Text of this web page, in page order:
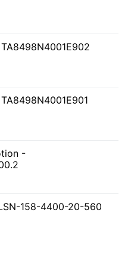
-
158-4400-20-560